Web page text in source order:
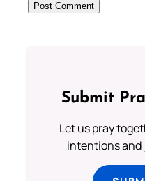
Submit
Let us pray
intentions and